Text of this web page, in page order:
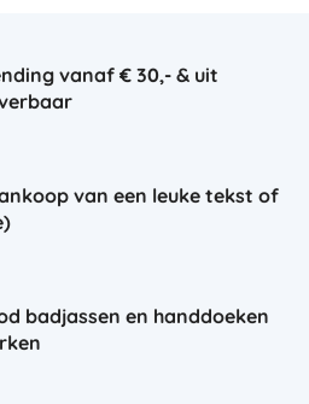
vanaf € 30,- & uit
van een leuke tekst of
badjassen en handdoeken